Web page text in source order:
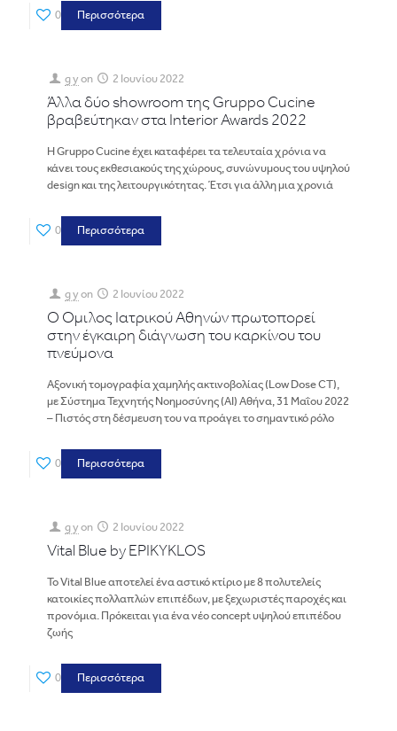
0 Περισσότερα
g y on 2 Ιουνίου 2022
Άλλα δύο showroom της Gruppo Cucine
βραβεύτηκαν στα Interior Awards 2022
Η Gruppo Cucine έχει καταφέρει τα τελευταία χρόνια να
κάνει τους εκθεσιακούς της χώρους, συνώνυμους του υψηλού
design και της λειτουργικότητας. Έτσι για άλλη μια χρονιά
0 Περισσότερα
g y on 2 Ιουνίου 2022
Ο Όμιλος Ιατρικού Αθηνών πρωτοπορεί
στην έγκαιρη διάγνωση του καρκίνου του
πνεύμονα
Αξονική τομογραφία χαμηλής ακτινοβολίας (Low Dose CT),
με Σύστημα Τεχνητής Νοημοσύνης (ΑΙ) Αθήνα, 31 Μαΐου 2022
– Πιστός στη δέσμευση του να προάγει το σημαντικό ρόλο
0 Περισσότερα
g y on 2 Ιουνίου 2022
Vital Blue by EPIKYKLOS
Το Vital Blue αποτελεί ένα αστικό κτίριο με 8 πολυτελείς
κατοικίες πολλαπλών επιπέδων, με ξεχωριστές παροχές και
προνόμια. Πρόκειται για ένα νέο concept υψηλού επιπέδου
ζωής
0 Περισσότερα